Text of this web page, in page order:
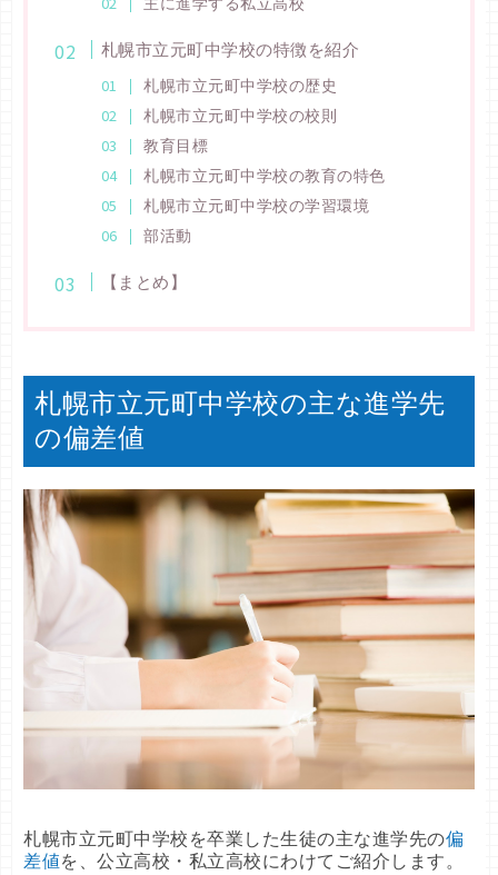
札幌市立元町中学校の特徴を紹介
札幌市立元町中学校の歴史
札幌市立元町中学校の校則
教育目標
札幌市立元町中学校の教育の特色
札幌市立元町中学校の学習環境
部活動
【まとめ】
札幌市立元町中学校の主な進学先
の偏差値
札幌市立元町中学校を卒業した生徒の主な進学先の偏
差値を、公立高校・私立高校にわけてご紹介します。